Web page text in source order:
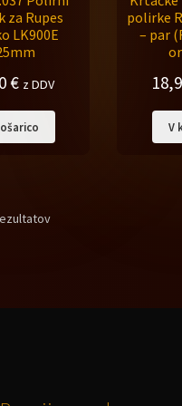
za Rupes
LK900E
€ z DDV
polirke
– par
V